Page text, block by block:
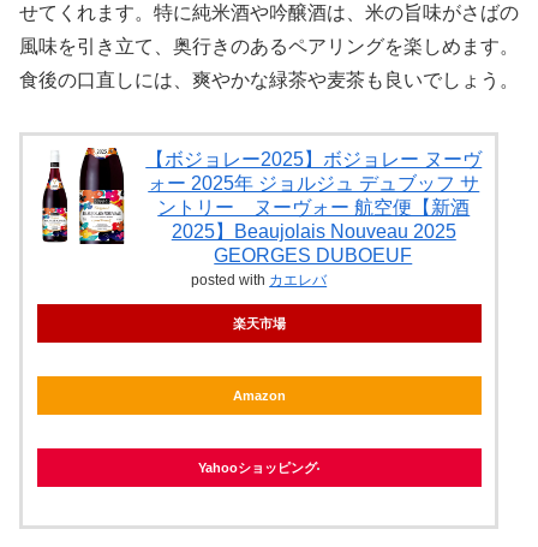
せてくれます。特に純米酒や吟醸酒は、米の旨味がさばの
風味を引き立て、奥行きのあるペアリングを楽しめます。
食後の口直しには、爽やかな緑茶や麦茶も良いでしょう。
【ボジョレー2025】ボジョレー ヌーヴ
ォー 2025年 ジョルジュ デュブッフ サ
ントリー ヌーヴォー 航空便【新酒
2025】Beaujolais Nouveau 2025
GEORGES DUBOEUF
posted with カエレバ
楽天市場
Amazon
Yahooショッピング